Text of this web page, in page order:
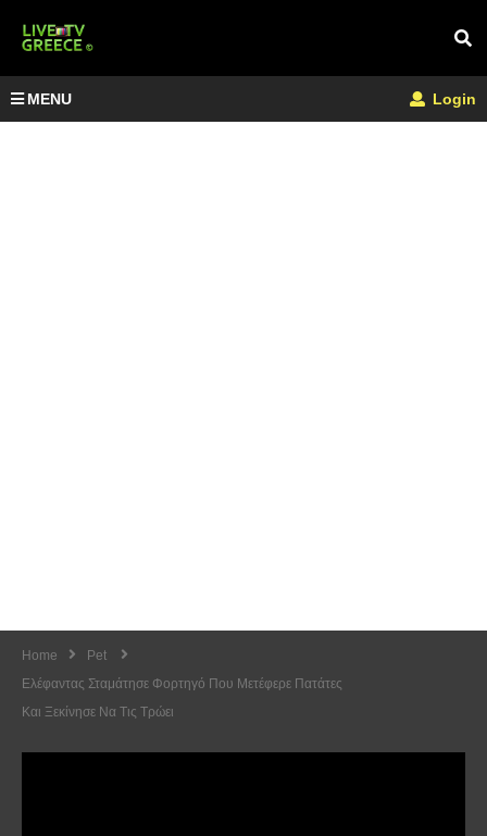
MENU Login
Home
Pet
Ελέφαντας Σταμάτησε Φορτηγό Που Μετέφερε Πατάτες
Και Ξεκίνησε Να Τις Τρώει